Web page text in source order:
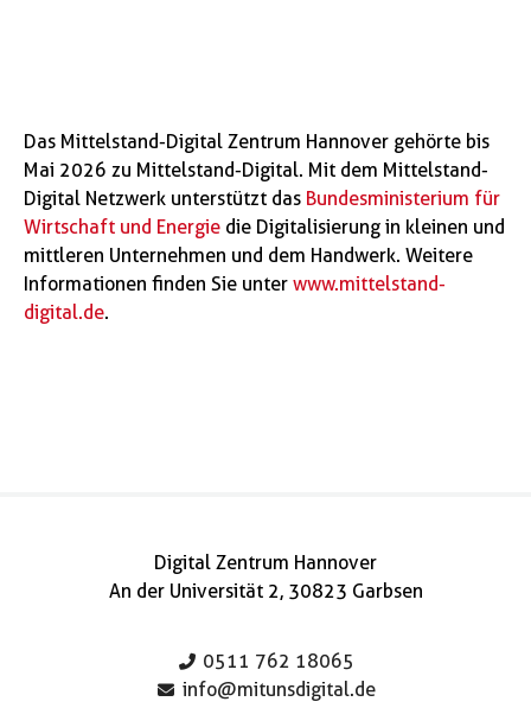
Das Mittelstand-Digital Zentrum Hannover gehörte bis
Mai 2026 zu Mittelstand-Digital. Mit dem Mittelstand-
Digital Netzwerk unterstützt das Bundesministerium für
Wirtschaft und Energie die Digitalisierung in kleinen und
mittleren Unternehmen und dem Handwerk. Weitere
Informationen finden Sie unter www.mittelstand-
digital.de.
Digital Zentrum Hannover
An der Universität 2, 30823 Garbsen
0511 762 18065
info@mitunsdigital.de